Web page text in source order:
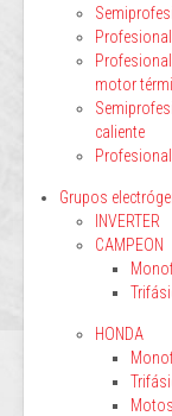
motor
caliente
Grupos
INVERTER
CAMPEON
HONDA